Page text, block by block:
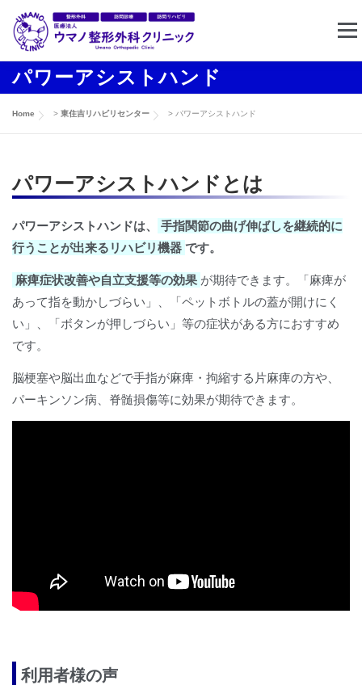
ツ
メ
ホーム クリニック案内 東住吉リハビリセンター
パワーアシストハンド
Home > 東住吉リハビリセンター > パワーアシストハンド
パワーアシストハンドとは
パワーアシストハンドは、
手指関節の曲げ伸ばしを継続的に
行うことが出来るリハビリ機器 です。
麻痺症状改善や自立支援等の効果 が期待できます。「麻痺が
あって指を動かしづらい」、「ペットボトルの蓋が開けにく
い」、「ボタンが押しづらい」等の症状がある方におすすめ
です。
脳梗塞や脳出血などで手指が麻痺・拘縮する片麻痺の方や、
パーキンソン病、脊髄損傷等に効果が期待できます。
利用者様の声